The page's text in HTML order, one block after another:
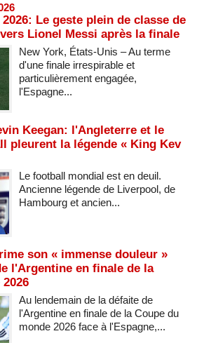
Le geste plein de classe de
Lionel Messi après la finale
New York, États-Unis – Au terme
d'une finale irrespirable et
particulièrement engagée,
l'Espagne...
Keegan: l'Angleterre et le
pleurent la légende « King Kev
Le football mondial est en deuil.
Ancienne légende de Liverpool, de
Hambourg et ancien...
son « immense douleur »
l'Argentine en finale de la
Au lendemain de la défaite de
l'Argentine en finale de la Coupe du
monde 2026 face à l'Espagne,...